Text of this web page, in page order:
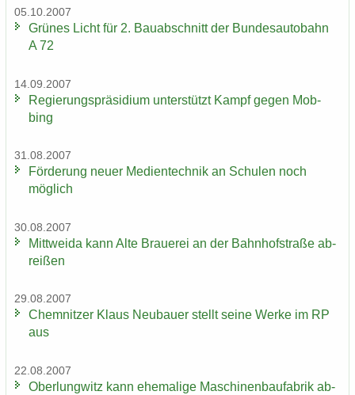
05.10.2007
Grü­nes Licht für 2. Bau­ab­schnitt der Bun­des­au­to­bahn
A 72
14.09.2007
Re­gie­rungs­prä­si­di­um un­ter­stützt Kampf gegen Mob­
bing
31.08.2007
För­de­rung neuer Me­di­en­tech­nik an Schu­len noch
mög­lich
30.08.2007
Mitt­wei­da kann Alte Braue­rei an der Bahn­hof­stra­ße ab­
rei­ßen
29.08.2007
Chem­nit­zer Klaus Neu­bau­er stellt seine Werke im RP
aus
22.08.2007
Ober­lung­witz kann ehe­ma­li­ge Ma­schi­nen­bau­fa­brik ab­